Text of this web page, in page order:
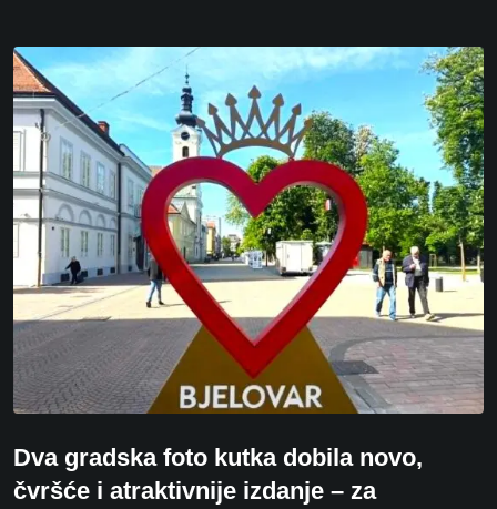
Dva gradska foto kutka dobila novo,
čvršće i atraktivnije izdanje – za